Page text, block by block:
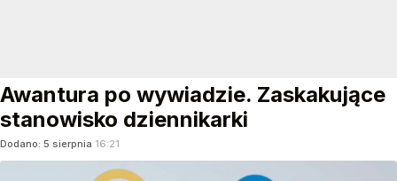
Awantura po wywiadzie. Zaskakujące
stanowisko dziennikarki
Dodano: 5 sierpnia 16:21